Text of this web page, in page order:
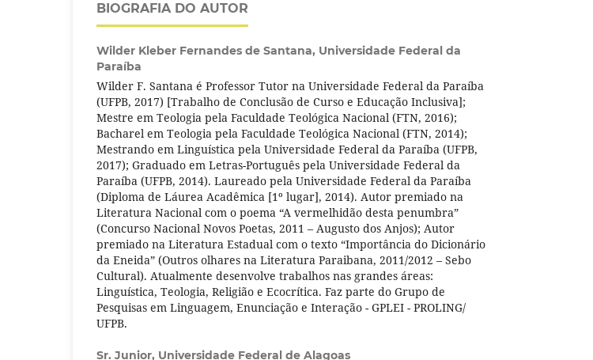
BIOGRAFIA DO AUTOR
Wilder Kleber Fernandes de Santana, Universidade Federal da
Paraíba
Wilder F. Santana é Professor Tutor na Universidade Federal da Paraíba
(UFPB, 2017) [Trabalho de Conclusão de Curso e Educação Inclusiva];
Mestre em Teologia pela Faculdade Teológica Nacional (FTN, 2016);
Bacharel em Teologia pela Faculdade Teológica Nacional (FTN, 2014);
Mestrando em Linguística pela Universidade Federal da Paraíba (UFPB,
2017); Graduado em Letras-Português pela Universidade Federal da
Paraíba (UFPB, 2014). Laureado pela Universidade Federal da Paraíba
(Diploma de Láurea Acadêmica [1º lugar], 2014). Autor premiado na
Literatura Nacional com o poema “A vermelhidão desta penumbra”
(Concurso Nacional Novos Poetas, 2011 – Augusto dos Anjos); Autor
premiado na Literatura Estadual com o texto “Importância do Dicionário
da Eneida” (Outros olhares na Literatura Paraibana, 2011/2012 – Sebo
Cultural). Atualmente desenvolve trabalhos nas grandes áreas:
Linguística, Teologia, Religião e Ecocrítica. Faz parte do Grupo de
Pesquisas em Linguagem, Enunciação e Interação - GPLEI - PROLING/
UFPB.
Sr. Junior, Universidade Federal de Alagoas